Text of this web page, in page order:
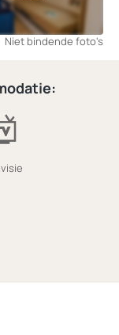
Niet bindende foto's